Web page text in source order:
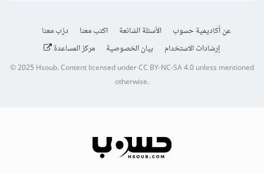
عن أكاديمية حسوب الأسئلة الشائعة اكتب معنا
درّب معنا
إرشادات الاستخدام
بيان الخصوصية مركز المساعدة
© 2025Hsoub.Content licensed underCC BY-NC-SA 4.0unless mentioned
otherwise.